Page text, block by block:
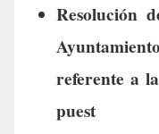
Resolución
referente a
puest